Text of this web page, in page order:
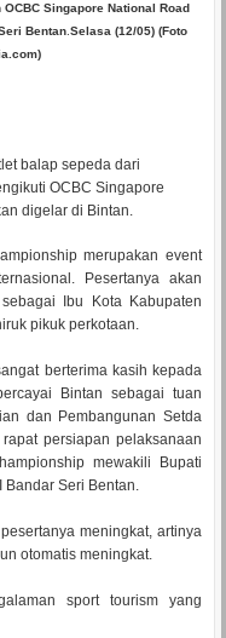
Singapore National Road
Bentan Selasa (12/05) (Foto
balap sepeda dari
OCBC Singapore
digelar di Bintan.
merupakan event
Pesertanya akan
Ibu Kota Kabupaten
pikuk perkotaan.
berterima kasih kepada
Bintan sebagai tuan
dan Pembangunan Setda
persiapan pelaksanaan
mewakili Bupati
Bandar Seri Bentan.
meningkat, artinya
otomatis meningkat.
sport tourism yang